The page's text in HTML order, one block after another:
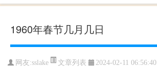
1960年春节几月几日
网友:sslake 文章列表 2024-02-11 06:56:40